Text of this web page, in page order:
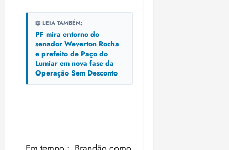
📖 LEIA TAMBÉM:
PF mira entorno do
senador Weverton Rocha
e prefeito de Paço do
Lumiar em nova fase da
Operação Sem Desconto